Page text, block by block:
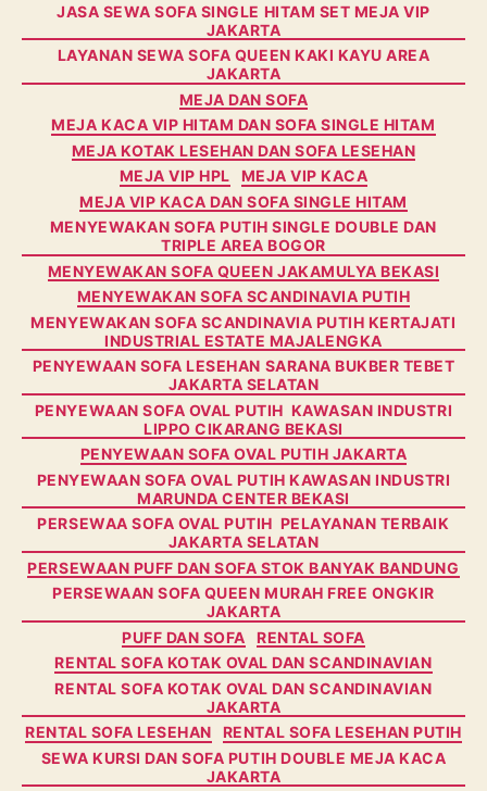
JASA SEWA SOFA SINGLE HITAM SET MEJA VIP
JAKARTA
LAYANAN SEWA SOFA QUEEN KAKI KAYU AREA
JAKARTA
MEJA DAN SOFA
MEJA KACA VIP HITAM DAN SOFA SINGLE HITAM
MEJA KOTAK LESEHAN DAN SOFA LESEHAN
MEJA VIP HPL
MEJA VIP KACA
MEJA VIP KACA DAN SOFA SINGLE HITAM
MENYEWAKAN SOFA PUTIH SINGLE DOUBLE DAN
TRIPLE AREA BOGOR
MENYEWAKAN SOFA QUEEN JAKAMULYA BEKASI
MENYEWAKAN SOFA SCANDINAVIA PUTIH
MENYEWAKAN SOFA SCANDINAVIA PUTIH KERTAJATI
INDUSTRIAL ESTATE MAJALENGKA
PENYEWAAN SOFA LESEHAN SARANA BUKBER TEBET
JAKARTA SELATAN
PENYEWAAN SOFA OVAL PUTIH KAWASAN INDUSTRI
LIPPO CIKARANG BEKASI
PENYEWAAN SOFA OVAL PUTIH JAKARTA
PENYEWAAN SOFA OVAL PUTIH KAWASAN INDUSTRI
MARUNDA CENTER BEKASI
PERSEWAA SOFA OVAL PUTIH PELAYANAN TERBAIK
JAKARTA SELATAN
PERSEWAAN PUFF DAN SOFA STOK BANYAK BANDUNG
PERSEWAAN SOFA QUEEN MURAH FREE ONGKIR
JAKARTA
PUFF DAN SOFA
RENTAL SOFA
RENTAL SOFA KOTAK OVAL DAN SCANDINAVIAN
RENTAL SOFA KOTAK OVAL DAN SCANDINAVIAN
JAKARTA
RENTAL SOFA LESEHAN
RENTAL SOFA LESEHAN PUTIH
SEWA KURSI DAN SOFA PUTIH DOUBLE MEJA KACA
JAKARTA